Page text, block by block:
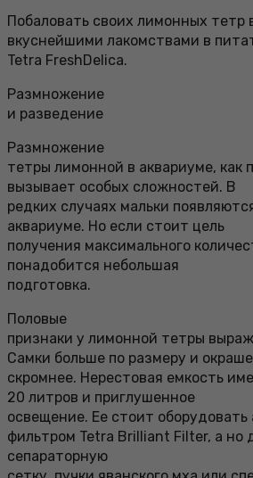
Побаловать своих лимонных тетр
вкуснейшими лакомствами в
Tetra FreshDelica.
Размножение
и разведение
Размножение
тетры лимонной в аквариуме, как
вызывает особых сложностей. В
редких случаях мальки
аквариуме. Но если стоит цель
получения максимального
понадобится небольшая
подготовка.
Половые
признаки у лимонной тетры
Самки больше по размеру и
скромнее. Нерестовая емкость
20 литров и приглушенное
освещение. Ее стоит
фильтром Tetra Brilliant Filter, а но
сепараторную